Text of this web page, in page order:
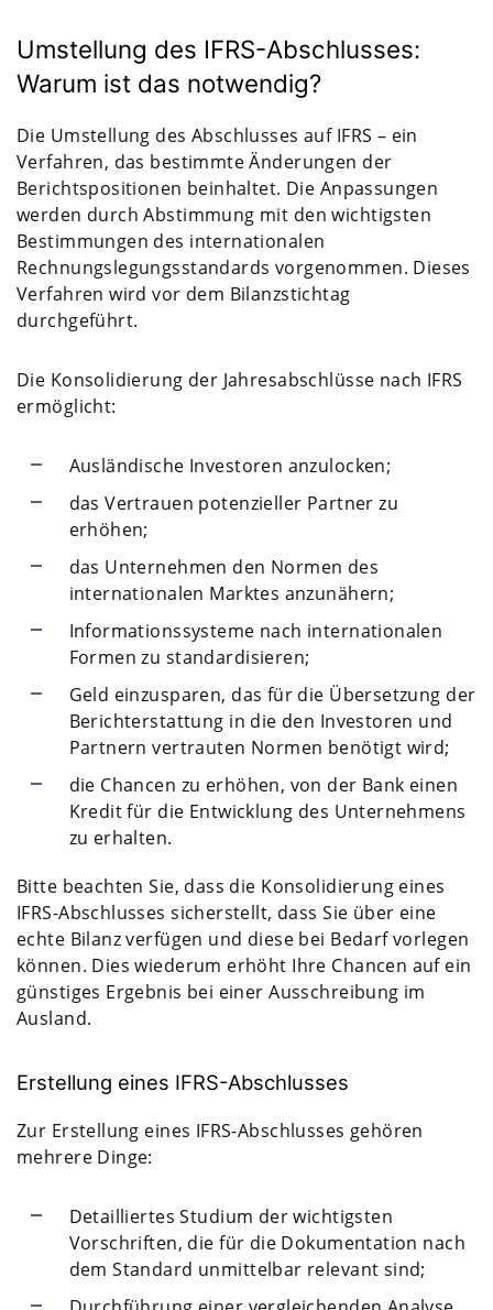
Umstellung des IFRS-Abschlusses:
Warum ist das notwendig?
Die Umstellung des Abschlusses auf IFRS – ein
Verfahren, das bestimmte Änderungen der
Berichtspositionen beinhaltet. Die Anpassungen
werden durch Abstimmung mit den wichtigsten
Bestimmungen des internationalen
Rechnungslegungsstandards vorgenommen. Dieses
Verfahren wird vor dem Bilanzstichtag
durchgeführt.
Die Konsolidierung der Jahresabschlüsse nach IFRS
ermöglicht:
Ausländische Investoren anzulocken;
das Vertrauen potenzieller Partner zu
erhöhen;
das Unternehmen den Normen des
internationalen Marktes anzunähern;
Informationssysteme nach internationalen
Formen zu standardisieren;
Geld einzusparen, das für die Übersetzung der
Berichterstattung in die den Investoren und
Partnern vertrauten Normen benötigt wird;
die Chancen zu erhöhen, von der Bank einen
Kredit für die Entwicklung des Unternehmens
zu erhalten.
Bitte beachten Sie, dass die Konsolidierung eines
IFRS-Abschlusses sicherstellt, dass Sie über eine
echte Bilanz verfügen und diese bei Bedarf vorlegen
können. Dies wiederum erhöht Ihre Chancen auf ein
günstiges Ergebnis bei einer Ausschreibung im
Ausland.
Erstellung eines IFRS-Abschlusses
Zur Erstellung eines IFRS-Abschlusses gehören
mehrere Dinge:
Detailliertes Studium der wichtigsten
Vorschriften, die für die Dokumentation nach
dem Standard unmittelbar relevant sind;